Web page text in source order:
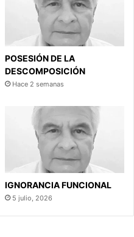
POSESIÓN DE LA
DESCOMPOSICIÓN
Hace 2 semanas
IGNORANCIA FUNCIONAL
5 julio, 2026